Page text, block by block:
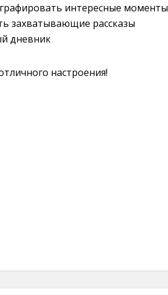
интересные моменты
захватывающие рассказы
дневник
настроения!